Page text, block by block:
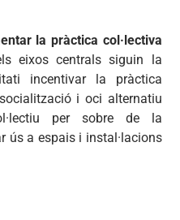
la pràctica col·lectiva
eixos centrals siguin la
incentivar la pràctica
i oci alternatiu
per sobre de la
ús a espais i instal·lacions